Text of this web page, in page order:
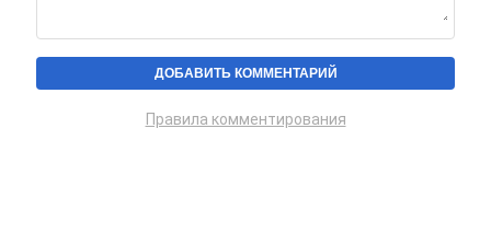
Правила комментирования